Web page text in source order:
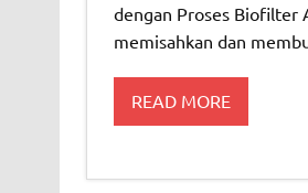
dengan Proses Biofilter
memisahkan dan
READ MORE